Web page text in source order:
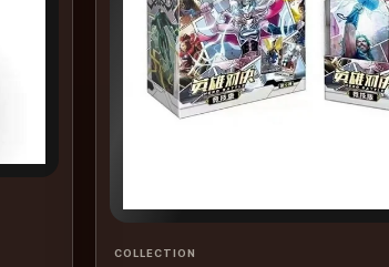
COLLECTION